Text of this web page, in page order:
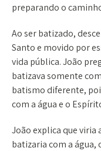
preparando o
Ao ser batizado,
Santo e movido por
vida pública. João
batizava somente
batismo diferente,
com a água e o
João explica que viria
batizaria com a água,